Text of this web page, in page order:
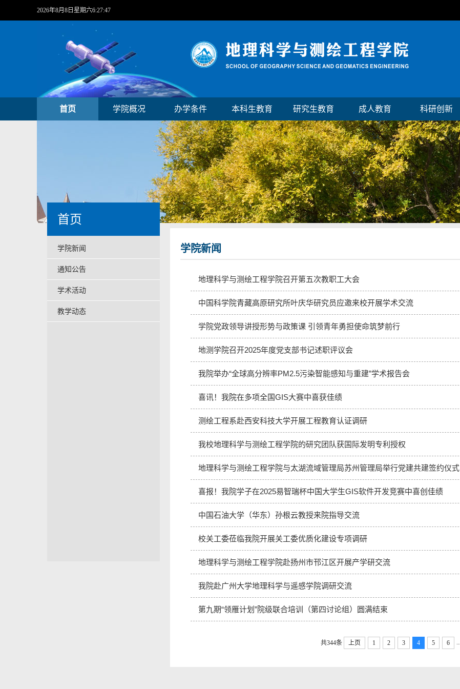
2026年8月8日星期六6:27:47
首页 学院概况 办学条件 本科生教育 研究生教育 成人教育 科研创新
首页
学院新闻
通知公告
学术活动
教学动态
学院新闻
地理科学与测绘工程学院召开第五次教职工大会
中国科学院青藏高原研究所叶庆华研究员应邀来校开展学术交流
学院党政领导讲授形势与政策课 引领青年勇担使命筑梦前行
地测学院召开2025年度党支部书记述职评议会
我院举办“全球高分辨率PM2.5污染智能感知与重建”学术报告会
喜讯！我院在多项全国GIS大赛中喜获佳绩
测绘工程系赴西安科技大学开展工程教育认证调研
我校地理科学与测绘工程学院的研究团队获国际发明专利授权
地理科学与测绘工程学院与太湖流域管理局苏州管理局举行党建共建签约仪式
喜报！我院学子在2025易智瑞杯中国大学生GIS软件开发竞赛中喜创佳绩
中国石油大学（华东）孙根云教授来院指导交流
校关工委莅临我院开展关工委优质化建设专项调研
地理科学与测绘工程学院赴扬州市邗江区开展产学研交流
我院赴广州大学地理科学与遥感学院调研交流
第九期“领雁计划”院级联合培训（第四讨论组）圆满结束
共344条 上页 1 2 3 4 5 6